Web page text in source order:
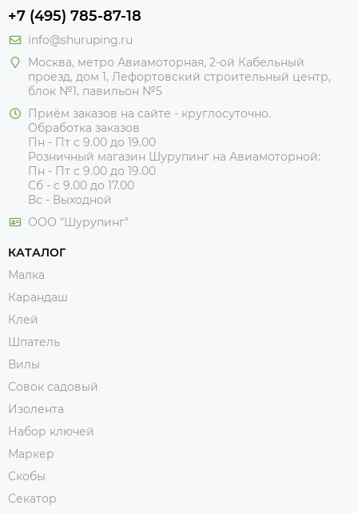
+7 (495) 785-87-18
info@shuruping.ru
Москва, метро Авиамоторная, 2-ой Кабельный
проезд, дом 1, Лефортовский строительный центр,
блок №1, павильон №5
Приём заказов на сайте - круглосуточно.
Обработка заказов
Пн - Пт с 9.00 до 19.00
Розничный магазин Шурупинг на Авиамоторной:
Пн - Пт с 9.00 до 19.00
Сб - с 9.00 до 17.00
Вс - Выходной
ООО "Шурупинг"
КАТАЛОГ
Малка
Карандаш
Клей
Шпатель
Вилы
Совок садовый
Изолента
Набор ключей
Маркер
Скобы
Секатор